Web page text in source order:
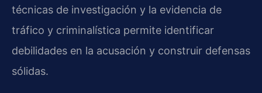
técnicas de investigación y la evidencia de
tráfico y criminalística permite identificar
debilidades en la acusación y construir defensas
sólidas.